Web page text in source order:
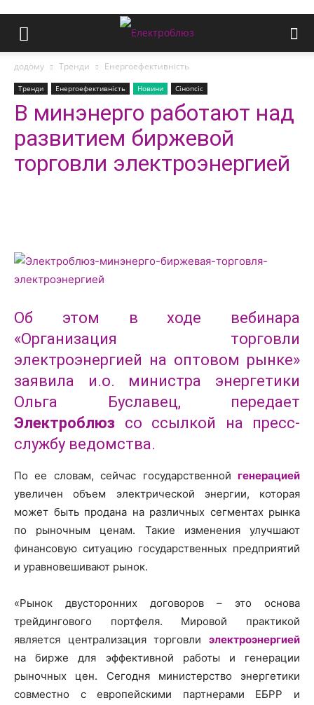
додому Тренди Енергоефективність
Тренди Енергоефективність Новини Сінопсіс
В минэнерго работают над
развитием биржевой
торговли электроэнергией
Об этом в ходе вебинара
«Организация торговли
электроэнергией на оптовом рынке»
заявила и.о. министра энергетики
Ольга Буславец, передает
Электроблюз со ссылкой на пресс-
службу ведомства.
По ее словам, сейчас государственной генерацией
увеличен объем электрической энергии, которая
может быть продана на различных сегментах рынка
по рыночным ценам. Такие изменения улучшают
финансовую ситуацию государственных предприятий
и уравновешивают рынок.
«Рынок двусторонних договоров – это основа
трейдингового портфеля. Мировой практикой
является централизация торговли электроэнергией
на бирже для эффективной работы и генерации
рыночных цен. Сегодня министерство энергетики
совместно с европейскими партнерами ЕБРР и